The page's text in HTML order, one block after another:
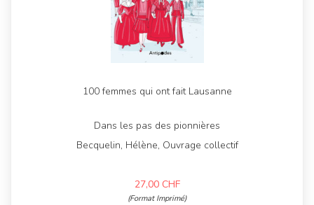
100 femmes qui ont fait Lausanne
Dans les pas des pionnières
Becquelin, Hélène, Ouvrage collectif
27,00 CHF
(Format Imprimé)